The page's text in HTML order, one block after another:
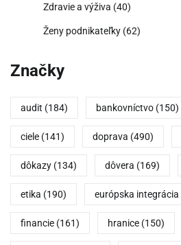
Zdravie a výživa (40)
Ženy podnikateľky (62)
Značky
audit (184) bankovníctvo (150)
ciele (141) doprava (490)
dôkazy (134) dôvera (169)
etika (190) európska integrácia
financie (161) hranice (150)